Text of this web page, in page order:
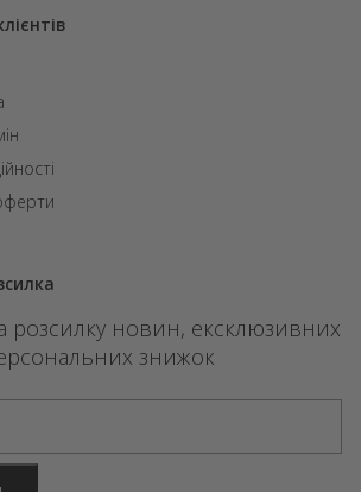
розсилку новин, ексклюзивних
знижок